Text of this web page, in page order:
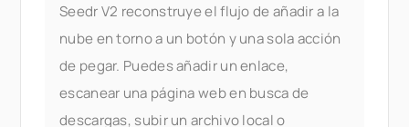
Seedr V2 reconstruye el flujo de añadir a la
nube en torno a un botón y una sola acción
de pegar. Puedes añadir un enlace,
escanear una página web en busca de
descargas, subir un archivo local o